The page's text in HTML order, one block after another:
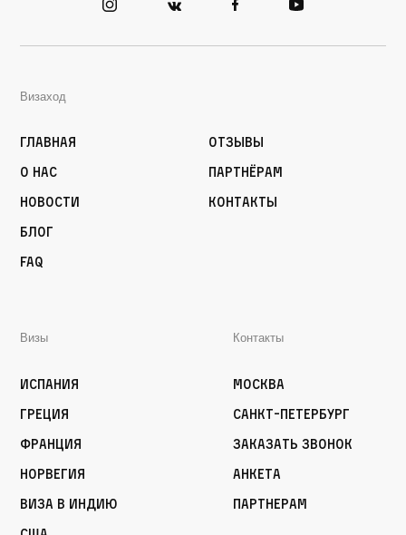
Визаход
Главная
О нас
Новости
Блог
FAQ
Отзывы
Партнёрам
Контакты
Визы
Испания
Греция
Франция
Норвегия
Виза в Индию
Контакты
Москва
Санкт-Петербург
Заказать звонок
Анкета
Партнерам